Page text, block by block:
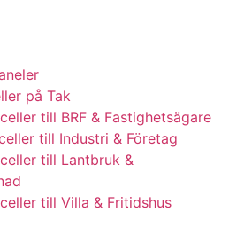
på Tak
till BRF & Fastighetsägare
till Industri & Företag
till Lantbruk &
till Villa & Fritidshus